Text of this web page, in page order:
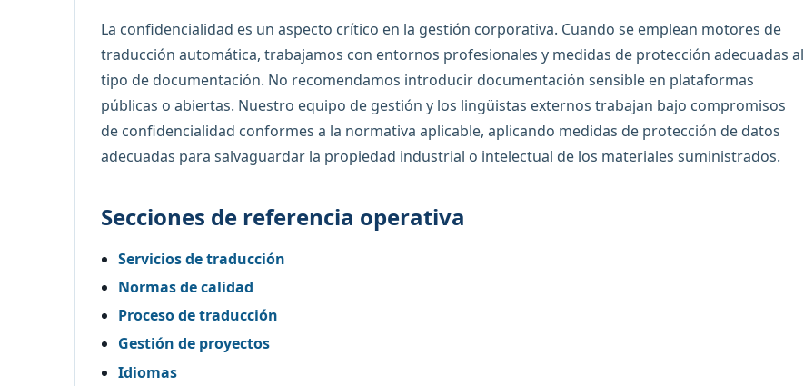
La confidencialidad es un aspecto crítico en la gestión corporativa. Cuando se emplean motores de
traducción automática, trabajamos con entornos profesionales y medidas de protección adecuadas al
tipo de documentación. No recomendamos introducir documentación sensible en plataformas
públicas o abiertas. Nuestro equipo de gestión y los lingüistas externos trabajan bajo compromisos
de confidencialidad conformes a la normativa aplicable, aplicando medidas de protección de datos
adecuadas para salvaguardar la propiedad industrial o intelectual de los materiales suministrados.
Secciones de referencia operativa
Servicios de traducción
Normas de calidad
Proceso de traducción
Gestión de proyectos
Idiomas